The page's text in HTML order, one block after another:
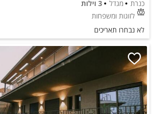
כנרת מגדל
3 וילות
לזוגות ומשפחות
לא נבחרו תאריכים